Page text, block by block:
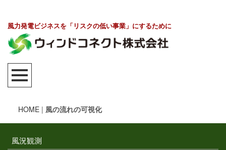
風力発電ビジネスを「リスクの低い事業」にするために
HOME | 風の流れの可視化
風況観測